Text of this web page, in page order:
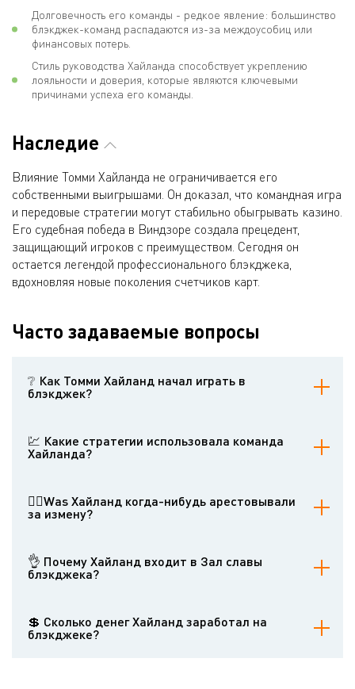
Долговечность его команды - редкое явление: большинство
блэкджек-команд распадаются из-за междоусобиц или
финансовых потерь.
Стиль руководства Хайланда способствует укреплению
лояльности и доверия, которые являются ключевыми
причинами успеха его команды.
Наследие
Влияние Томми Хайланда не ограничивается его
собственными выигрышами. Он доказал, что командная игра
и передовые стратегии могут стабильно обыгрывать казино.
Его судебная победа в Виндзоре создала прецедент,
защищающий игроков с преимуществом. Сегодня он
остается легендой профессионального блэкджека,
вдохновляя новые поколения счетчиков карт.
Часто задаваемые вопросы
❔ Как Томми Хайланд начал играть в
блэкджек?
Хайланд создал свою первую команду в 1979 году.
💹 Какие стратегии использовала команда
Хайланда?
определение последовательности тузов и игру с помощью
компьютера.
👮‍♂️Was Хайланд когда-нибудь арестовывали
за измену?
суд постановил, что их игра была законной стратегией, а не
мошенничеством.
👌 Почему Хайланд входит в Зал славы
блэкджека?
азартных игр.
💲 Сколько денег Хайланд заработал на
блэкджеке?